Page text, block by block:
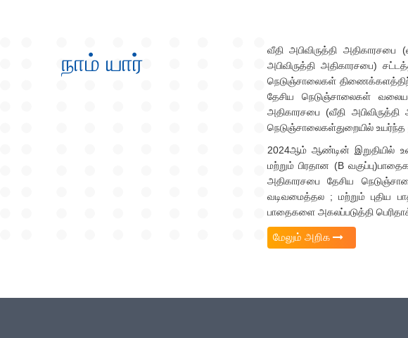
நாம் யார்
வீதி அபிவிருத்தி
அபிவிருத்தி அதிகாரசபை)
நெடுஞ்சாலைகள்
தேசிய நெடுஞ்சாலைகள்
அதிகாரசபை (வீதி
நெடுஞ்சாலைகள்துறையில் உயர்ந்த
2024ஆம் ஆண்டின் இறுதியில்
மற்றும் பிரதான (B
அதிகாரசபை தேசிய
வடிவமைத்தல ; மற்றும் புதிய
பாதைகளை அகலப்படுத்தி
மேலும் அறிக